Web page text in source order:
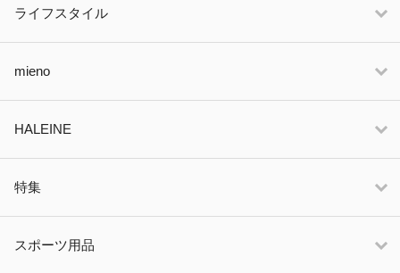
ライフスタイル
mieno
HALEINE
特集
スポーツ用品